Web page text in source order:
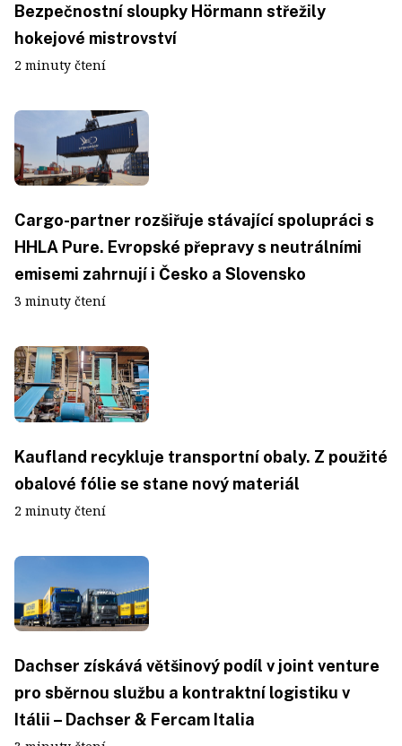
Bezpečnostní sloupky Hörmann střežily
hokejové mistrovství
2 minuty čtení
Cargo-partner rozšiřuje stávající spolupráci s
HHLA Pure. Evropské přepravy s neutrálními
emisemi zahrnují i Česko a Slovensko
3 minuty čtení
Kaufland recykluje transportní obaly. Z použité
obalové fólie se stane nový materiál
2 minuty čtení
Dachser získává většinový podíl v joint venture
pro sběrnou službu a kontraktní logistiku v
Itálii – Dachser & Fercam Italia